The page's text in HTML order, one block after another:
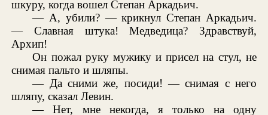
шкуру, когда вошел Степан Аркадьич.
— А, убили? — крикнул Степан Аркадьич.
— Славная штука! Медведица? Здравствуй,
Архип!
Он пожал руку мужику и присел на стул, не
снимая пальто и шляпы.
— Да сними же, посиди! — снимая с него
шляпу, сказал Левин.
— Нет, мне некогда, я только на одну